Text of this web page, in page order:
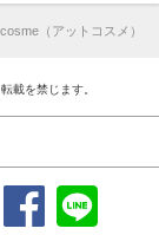
（アットコスメ）
載を禁じます。